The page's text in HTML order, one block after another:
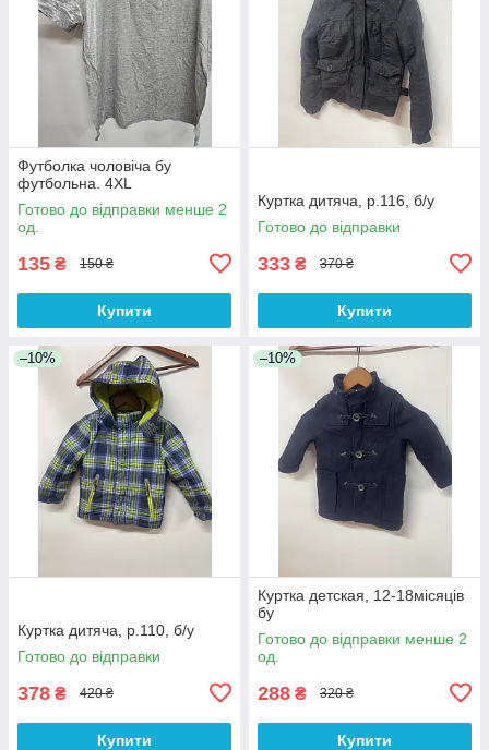
Футболка чоловіча бу
футбольна. 4XL
Готово до відправки менше 2
од.
135 ₴ 150 ₴
Купити
Куртка дитяча, р.116, б/у
Готово до відправки
333 ₴ 370 ₴
Купити
–10%
Куртка дитяча, р.110, б/у
Готово до відправки
378 ₴ 420 ₴
Купити
–10%
Куртка детская, 12-18місяців
бу
Готово до відправки менше 2
од.
288 ₴ 320 ₴
Купити